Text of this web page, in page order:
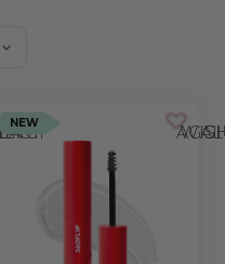
WISHLIST
NEW AGGIUNGI